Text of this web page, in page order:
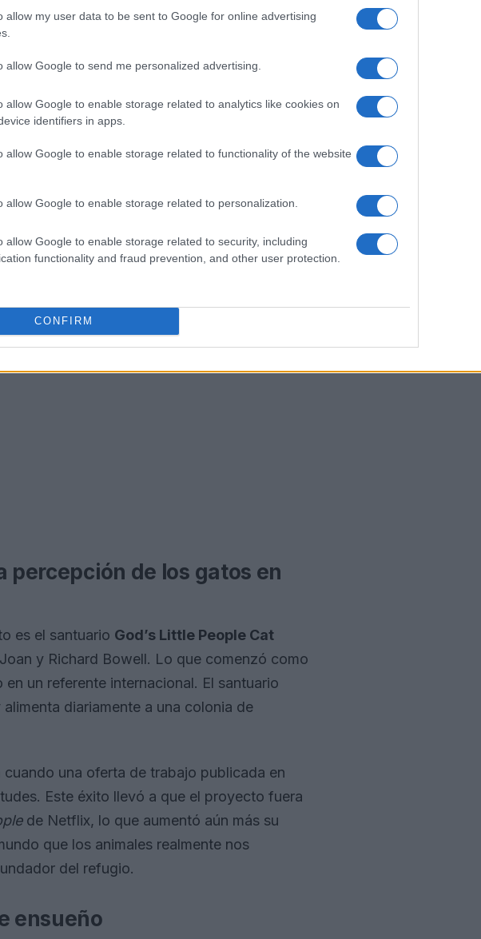
allow my user data to be sent to Google for online advertising
allow Google to send me personalized advertising.
allow Google to enable storage related to analytics like cookies on
identifiers in apps.
allow Google to enable storage related to functionality of the website
allow Google to enable storage related to personalization.
allow Google to enable storage related to security, including
functionality and fraud prevention, and other user protection.
CONFIRM
esterilizar y soltar), considerado uno de
felinas. Además, proporcionan atención
tengan acceso a comida y agua fresca.
los voluntarios deben comprometerse a
semana, durante al menos un mes. Las
las instalaciones y participar en elkitten
para que los gatitos puedan ser
maduras, independientes y en buena
en la isla.
percepción de los gatos en
es el santuario God’s Little People Cat
y Richard Bowell. Lo que comenzó como
un referente internacional. El santuario
diariamente a una colonia de
una oferta de trabajo publicada en
Este éxito llevó a que el proyecto fuera
de Netflix, lo que aumentó aún más su
que los animales realmente nos
del refugio.
ensueño